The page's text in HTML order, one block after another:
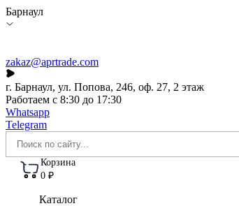
Барнаул
zakaz@aprtrade.com
г. Барнаул, ул. Попова, 246, оф. 27, 2 этаж
Работаем с 8:30 до 17:30
Whatsapp
Telegram
Корзина
0 ₽
Каталог